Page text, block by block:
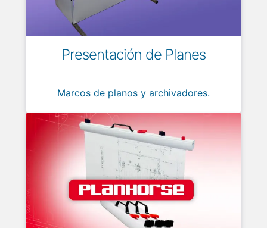
Presentación de Planes
Marcos de planos y archivadores.